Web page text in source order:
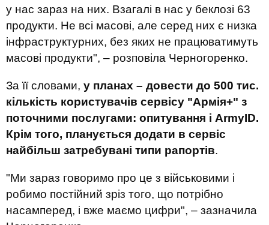
у нас зараз на них. Взагалі в нас у беклозі 63
продукти. Не всі масові, але серед них є низка
інфраструктурних, без яких не працюватимуть
масові продукти", – розповіла Черногоренко.
За її словами, у планах – довести до 500 тис.
кількість користувачів сервісу "Армія+" з
поточними послугами: опитування і ArmyID.
Крім того, планується додати в сервіс
найбільш затребувані типи рапортів.
"Ми зараз говоримо про це з військовими і
робимо постійний зріз того, що потрібно
насамперед, і вже маємо цифри", – зазначила